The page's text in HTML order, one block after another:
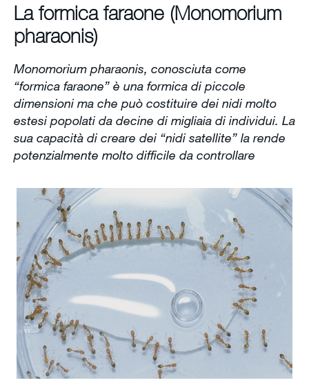
La formica faraone (Monomorium
pharaonis)
Monomorium pharaonis, conosciuta come
“formica faraone” è una formica di piccole
dimensioni ma che può costituire dei nidi molto
estesi popolati da decine di migliaia di individui. La
sua capacità di creare dei “nidi satellite” la rende
potenzialmente molto difficile da controllare